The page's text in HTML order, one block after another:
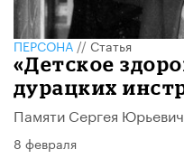
ПЕРСОНА//Статья
«Детское
дурацких
Памяти Сергея
8 февраля